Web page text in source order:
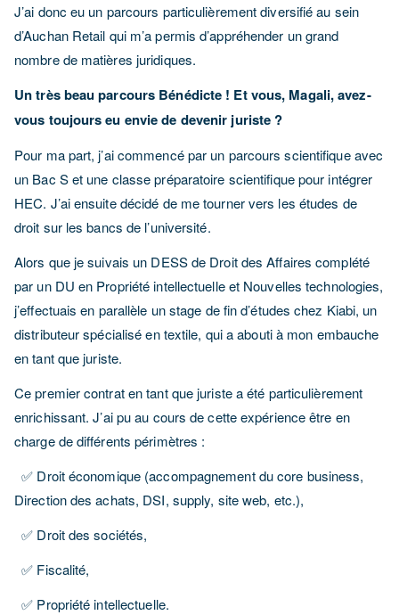
J’ai donc eu un parcours particulièrement diversifié au sein
d’Auchan Retail qui m’a permis d’appréhender un grand
nombre de matières juridiques.
Un très beau parcours Bénédicte ! Et vous, Magali, avez-
vous toujours eu envie de devenir juriste ?
Pour ma part, j’ai commencé par un parcours scientifique avec
un Bac S et une classe préparatoire scientifique pour intégrer
HEC. J’ai ensuite décidé de me tourner vers les études de
droit sur les bancs de l’université.
Alors que je suivais un DESS de Droit des Affaires complété
par un DU en Propriété intellectuelle et Nouvelles technologies,
j’effectuais en parallèle un stage de fin d’études chez Kiabi, un
distributeur spécialisé en textile, qui a abouti à mon embauche
en tant quejuriste.
Ce premier contrat en tant que juriste a été particulièrement
enrichissant. J’ai pu au cours de cette expérience être en
charge de différents périmètres :
✅ Droit économique (accompagnement du core business,
Direction des achats, DSI, supply, site web, etc.),
✅ Droit des sociétés,
✅ Fiscalité,
✅ Propriété intellectuelle.